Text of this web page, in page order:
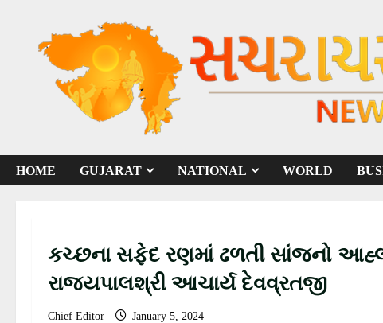
HOME GUJARAT NATIONAL WORLD
કચ્છના સફેદ રણમાં ઢળતી સાંજનો
રાજયપાલશ્રી આચાર્ય દેવવ્રતજી
Chief Editor January 5, 2024